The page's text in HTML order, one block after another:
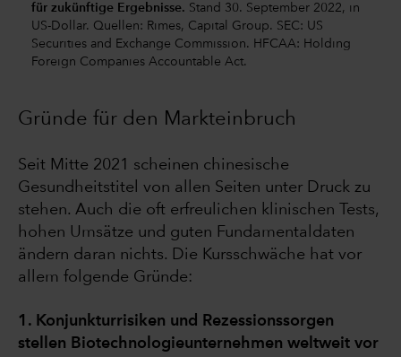
für zukünftige Ergebnisse. Stand 30. September 2022, in
US-Dollar. Quellen: Rimes, Capital Group. SEC: US
Securities and Exchange Commission. HFCAA: Holding
Foreign Companies Accountable Act.
Gründe für den Markteinbruch
Seit Mitte 2021 scheinen chinesische
Gesundheitstitel von allen Seiten unter Druck zu
stehen. Auch die oft erfreulichen klinischen Tests,
hohen Umsätze und guten Fundamentaldaten
ändern daran nichts. Die Kursschwäche hat vor
allem folgende Gründe:
1. Konjunkturrisiken und Rezessionssorgen
stellen Biotechnologieunternehmen weltweit vor